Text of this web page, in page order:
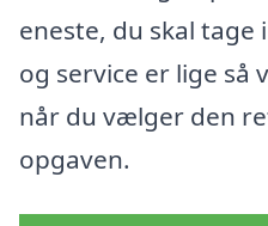
eneste, du skal
og service er lige så
når du vælger den
opgaven.